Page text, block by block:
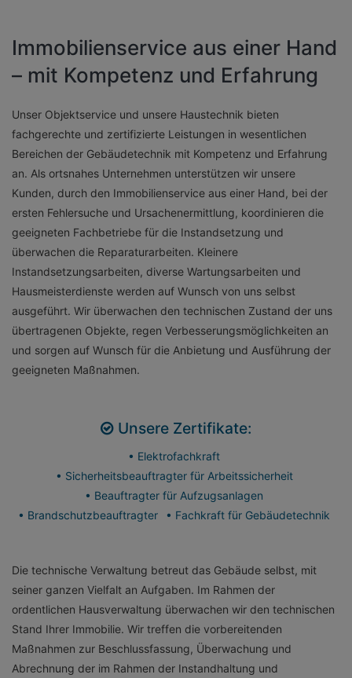
Immobilienservice aus einer Hand
– mit Kompetenz und Erfahrung
Unser Objektservice und unsere Haustechnik bieten
fachgerechte und zertifizierte Leistungen in wesentlichen
Bereichen der Gebäudetechnik mit Kompetenz und Erfahrung
an. Als ortsnahes Unternehmen unterstützen wir unsere
Kunden, durch den Immobilienservice aus einer Hand, bei der
ersten Fehlersuche und Ursachenermittlung, koordinieren die
geeigneten Fachbetriebe für die Instandsetzung und
überwachen die Reparaturarbeiten. Kleinere
Instandsetzungsarbeiten, diverse Wartungsarbeiten und
Hausmeisterdienste werden auf Wunsch von uns selbst
ausgeführt. Wir überwachen den technischen Zustand der uns
übertragenen Objekte, regen Verbesserungsmöglichkeiten an
und sorgen auf Wunsch für die Anbietung und Ausführung der
geeigneten Maßnahmen.
Unsere Zertifikate:
• Elektrofachkraft
• Sicherheitsbeauftragter für Arbeitssicherheit
• Beauftragter für Aufzugsanlagen
• Brandschutzbeauftragter
• Fachkraft für Gebäudetechnik
Die technische Verwaltung betreut das Gebäude selbst, mit
seiner ganzen Vielfalt an Aufgaben. Im Rahmen der
ordentlichen Hausverwaltung überwachen wir den technischen
Stand Ihrer Immobilie. Wir treffen die vorbereitenden
Maßnahmen zur Beschlussfassung, Überwachung und
Abrechnung der im Rahmen der Instandhaltung und